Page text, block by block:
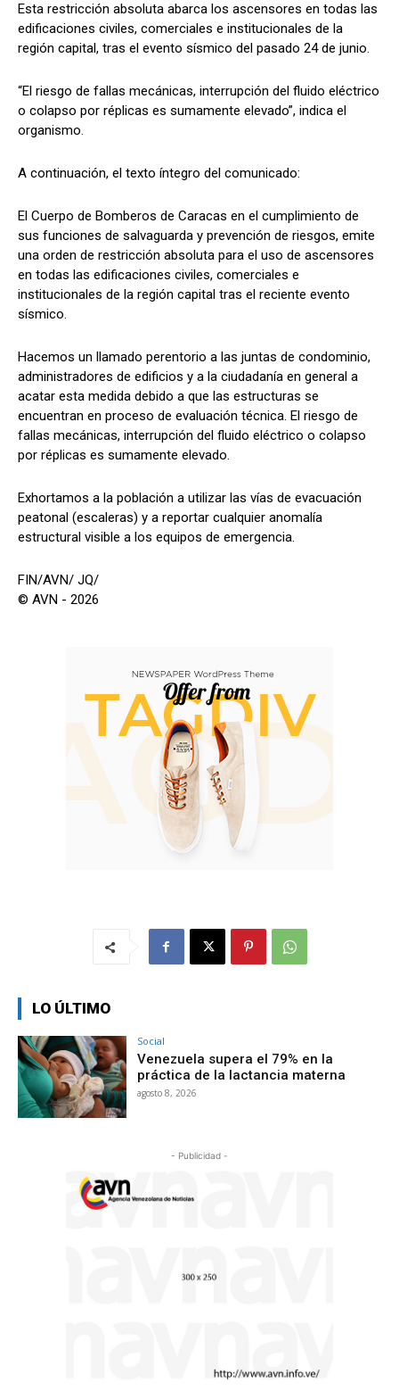
Esta restricción absoluta abarca los ascensores en todas las
edificaciones civiles, comerciales e institucionales de la
región capital, tras el evento sísmico del pasado 24 de junio.
“El riesgo de fallas mecánicas, interrupción del fluido eléctrico
o colapso por réplicas es sumamente elevado”, indica el
organismo.
A continuación, el texto íntegro del comunicado:
El Cuerpo de Bomberos de Caracas en el cumplimiento de
sus funciones de salvaguarda y prevención de riesgos, emite
una orden de restricción absoluta para el uso de ascensores
en todas las edificaciones civiles, comerciales e
institucionales de la región capital tras el reciente evento
sísmico.
Hacemos un llamado perentorio a las juntas de condominio,
administradores de edificios y a la ciudadanía en general a
acatar esta medida debido a que las estructuras se
encuentran en proceso de evaluación técnica. El riesgo de
fallas mecánicas, interrupción del fluido eléctrico o colapso
por réplicas es sumamente elevado.
Exhortamos a la población a utilizar las vías de evacuación
peatonal (escaleras) y a reportar cualquier anomalía
estructural visible a los equipos de emergencia.
FIN/AVN/ JQ/
© AVN - 2026
LO ÚLTIMO
Social
Venezuela supera el 79% en la
práctica de la lactancia materna
agosto 8, 2026
- Publicidad -